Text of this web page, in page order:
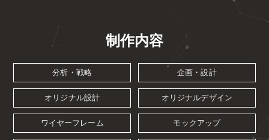
制作内容
分析・戦略 企画・設計
オリジナル設計 オリジナルデザイン
ワイヤーフレーム モックアップ